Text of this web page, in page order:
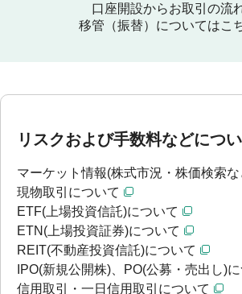
口座開設からお取引の流
移管（振替）についてはこ
リスクおよび手数料などにつ
マーケット情報(株式市況・株価検索
現物取引について
ETF(上場投資信託)について
ETN(上場投資証券)について
REIT(不動産投資信託)について
IPO(新規公開株)、PO(公募・売出し)
信用取引・一日信用取引について